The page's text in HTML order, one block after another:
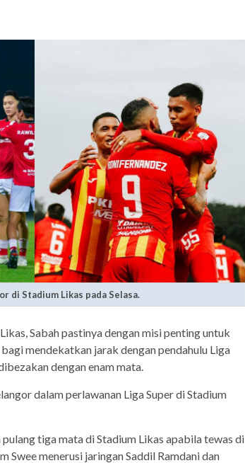
di Stadium Likas pada Selasa.
Sabah pastinya dengan misi penting untuk
mendekatkan jarak dengan pendahulu Liga
dengan enam mata.
dalam perlawanan Liga Super di Stadium
tiga mata di Stadium Likas apabila tewas di
Swee menerusi jaringan Saddil Ramdani dan